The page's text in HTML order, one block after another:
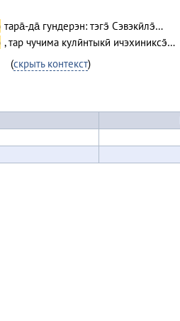
тара̄-да̄ гундерэн: тэгэ̄ Сэвэкӣлэ̄…
, тар чучима кулӣнтыкӣ ичэхиниксэ̄…
(скрыть контекст)